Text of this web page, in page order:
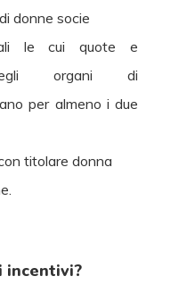
donne socie
le cui quote e
organi di
per almeno i due
titolare donna
incentivi?